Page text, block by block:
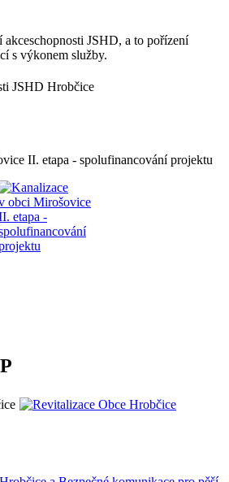
JSHD, a to pořízení
s výkonem služby.
II. etapa - spolufinancování projektu